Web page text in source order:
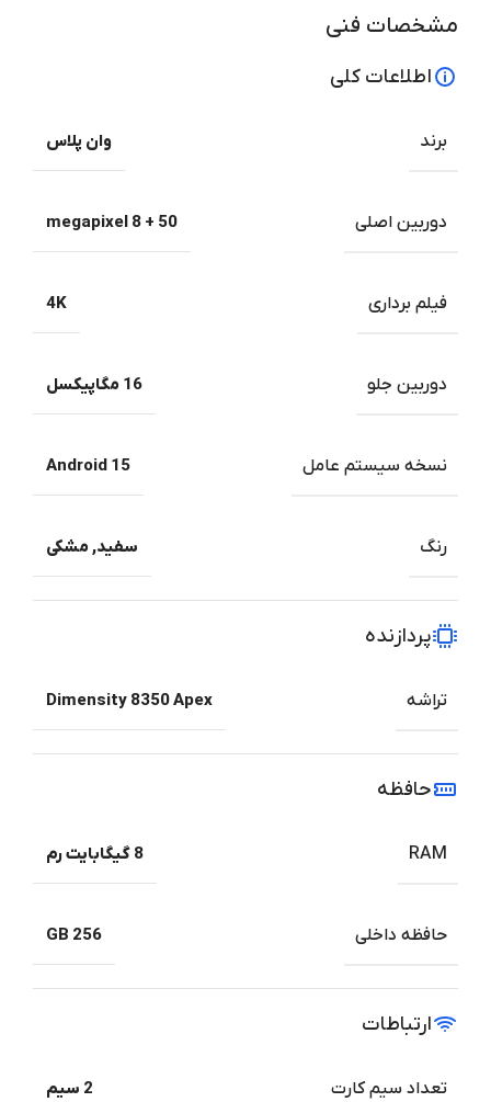
مشخصات فنی
اطلاعات کلی
برند وان پلاس
دوربین اصلی 50 + 8 megapixel
فیلم برداری 4K
دوربین جلو 16 مگاپیکسل
نسخه سیستم عامل Android 15
رنگ سفید, مشکی
پردازنده
تراشه Dimensity 8350 Apex
حافظه
RAM 8 گیگابایت رم
حافظه داخلی 256 GB
ارتباطات
تعداد سیم کارت 2 سیم